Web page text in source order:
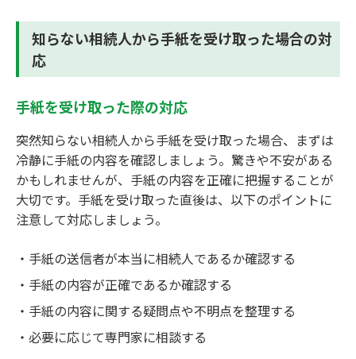
知らない相続人から手紙を受け取った場合の対
応
手紙を受け取った際の対応
突然知らない相続人から手紙を受け取った場合、まずは
冷静に手紙の内容を確認しましょう。驚きや不安がある
かもしれませんが、手紙の内容を正確に把握することが
大切です。手紙を受け取った直後は、以下のポイントに
注意して対応しましょう。
手紙の送信者が本当に相続人であるか確認する
手紙の内容が正確であるか確認する
手紙の内容に関する疑問点や不明点を整理する
必要に応じて専門家に相談する